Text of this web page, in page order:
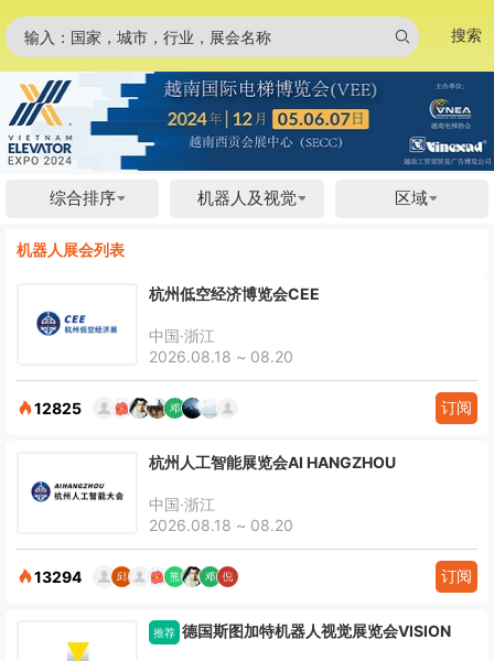
输入：国家，城市，行业，展会名称 搜索
综合排序 机器人及视觉 区域
机器人展会列表
杭州低空经济博览会CEE
中国·浙江
2026.08.18 ~ 08.20
12825 订阅
杭州人工智能展览会AI HANGZHOU
中国·浙江
2026.08.18 ~ 08.20
13294 订阅
推荐 德国斯图加特机器人视觉展览会VISION